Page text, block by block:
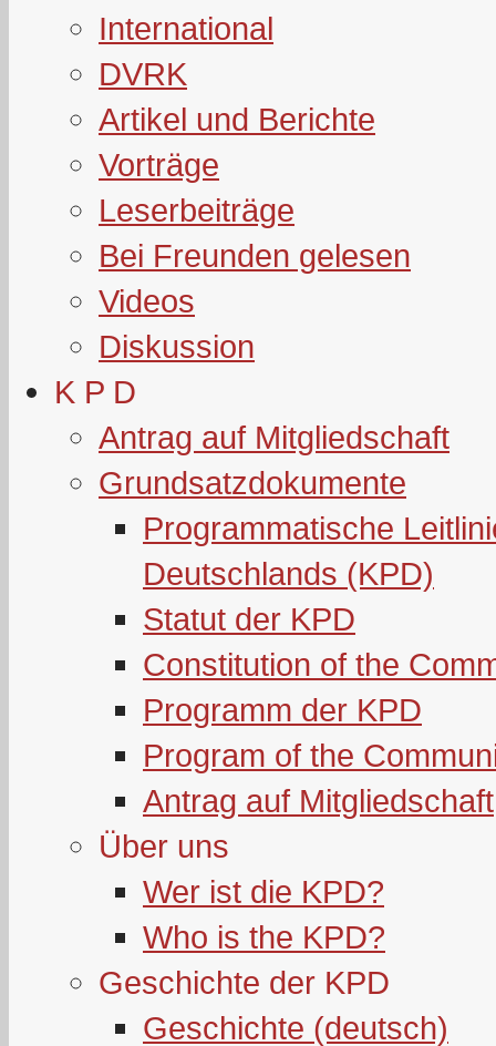
International
DVRK
Artikel und Berichte
Vorträge
Leserbeiträge
Bei Freunden gelesen
Videos
Diskussion
K P D
Antrag auf Mitgliedschaft
Grundsatzdokumente
Programmatische
Deutschlands (KPD)
Statut der KPD
Constitution of the
Programm der KPD
Program of the
Antrag auf Mitgliedschaft
Über uns
Wer ist die KPD?
Who is the KPD?
Geschichte der KPD
Geschichte (deutsch)